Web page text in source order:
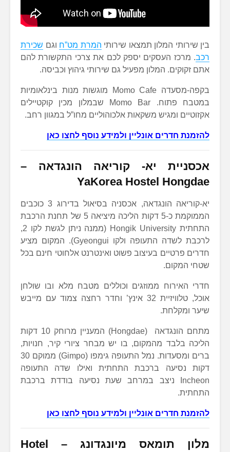
בין שירותי המלון תמצאו שירותי המרת מט”ח וגם שכירת
רכב. מרכז העסקים יספק לכם את צרכי התקשורת להם
אתם זקוקים. המלון מפעיל גם שירותי גיהוץ וכביסה.
בקפה-מסעדה Momo Cafe מוגשות מנות בינלאומיות
במטבח פתוח. Momo Bar שבמלון מכין קוקטיילים
אקזוטיים ומגיש משקאות אלכוהוליים מחו”ל במגוון רחב.
להזמנת חדרים אונליין ולמידע נוסף לחצו כאן
אכסניית יא- קוריאה הונגדאה
–
YaKorea Hostel Hongdae
יא-קוריאה הונגדאה, אכסניה בסיאול בדירוג 3 כוכבים
הממוקמת כ-5 דקות הליכה מיציאה 5 של תחנת הרכבת
התחתית Hongik University (ממנה ניתן לגשת לקו 2,
לרכבת לשדה התעופה ולקו Gyeongui). המקום מציע
חדרים פרטיים בעיצוב פשוט ואינטרנט אלחוטי חינם בכל
שטחי המקום.
חדרי האירוח ממוזגים וכוללים מטבח מלא ובו שולחן
אוכל, טלוויזיית 32 אינץ’ וחדר רחצה צמוד עם מייבש
שיער ומקלחת.
מתחם הונגדאה (Hongdae) המעניין מרוחק 10 דקות
הליכה בלבד מהמקום, בו יש מבחר ציורי קיר, חנויות,
ברים ומסעדות. נמל התעופה גימפו (Gimpo) ממוקם 30
דקות נסיעה ברכבת התחתית ואילו שדה התעופה
Incheon ניצב במרחב שעת נסיעה בודדת ברכבת
התחתית.
להזמנת חדרים אונליין ולמידע נוסף לחצו כאן
מלון תומאס מיונגדונג –
Hotel